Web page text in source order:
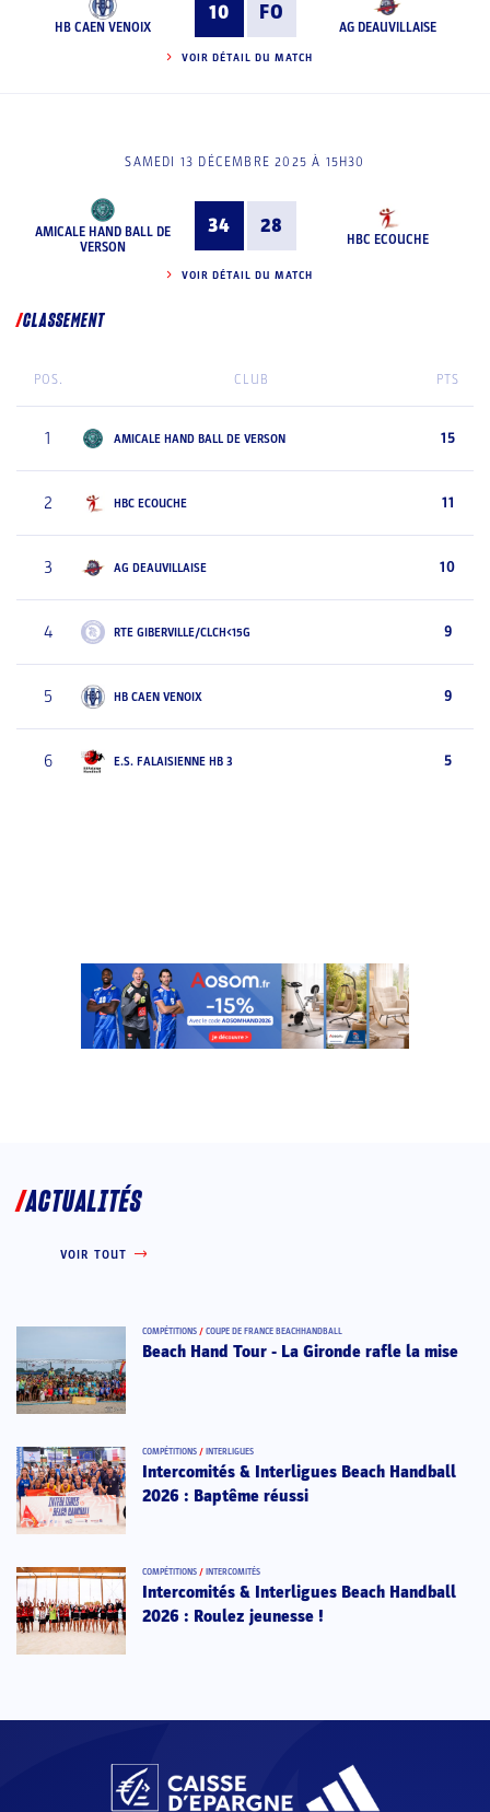
HB CAEN VENOIX
10 FO
AG DEAUVILLAISE
VOIR DÉTAIL DU MATCH
SAMEDI 13 DÉCEMBRE 2025 À 15H30
AMICALE HAND BALL DE
VERSON
34 28
HBC ECOUCHE
VOIR DÉTAIL DU MATCH
CLASSEMENT
POS. CLUB PTS
1 AMICALE HAND BALL DE VERSON 15
2 HBC ECOUCHE 11
3 AG DEAUVILLAISE 10
4 RTE GIBERVILLE/CLCH<15G 9
5 HB CAEN VENOIX 9
6 E.S. FALAISIENNE HB 3 5
ACTUALITÉS
VOIR TOUT
COMPÉTITIONS / COUPE DE FRANCE BEACHHANDBALL
Beach Hand Tour - La Gironde rafle la mise
COMPÉTITIONS / INTERLIGUES
Intercomités & Interligues Beach Handball
2026 : Baptême réussi
COMPÉTITIONS / INTERCOMITÉS
Intercomités & Interligues Beach Handball
2026 : Roulez jeunesse !